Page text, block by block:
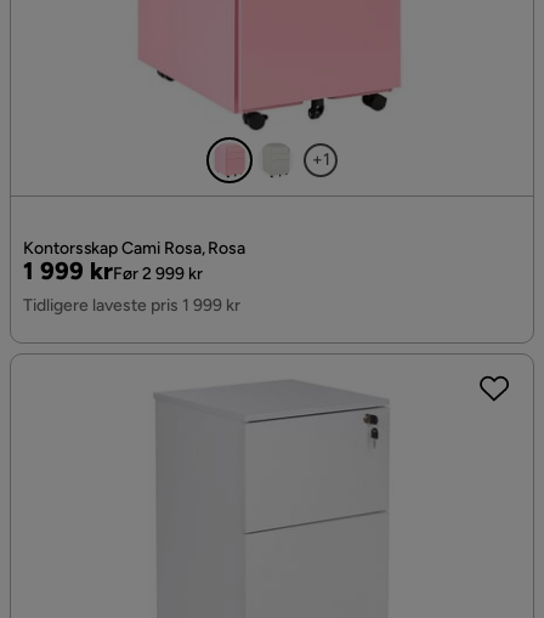
+1
Kontorsskap Cami Rosa, Rosa
Pris
1 999 kr
Original
Pris
Før 2 999 kr
Tidligere laveste pris 1 999 kr